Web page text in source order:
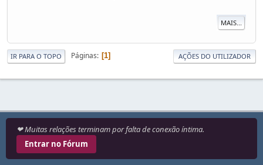
MAIS...
IR PARA O TOPO Páginas 1 AÇÕES DO UTILIZADOR
❤ Muitas relações terminam por falta de conexão íntima.
Entrar no Fórum